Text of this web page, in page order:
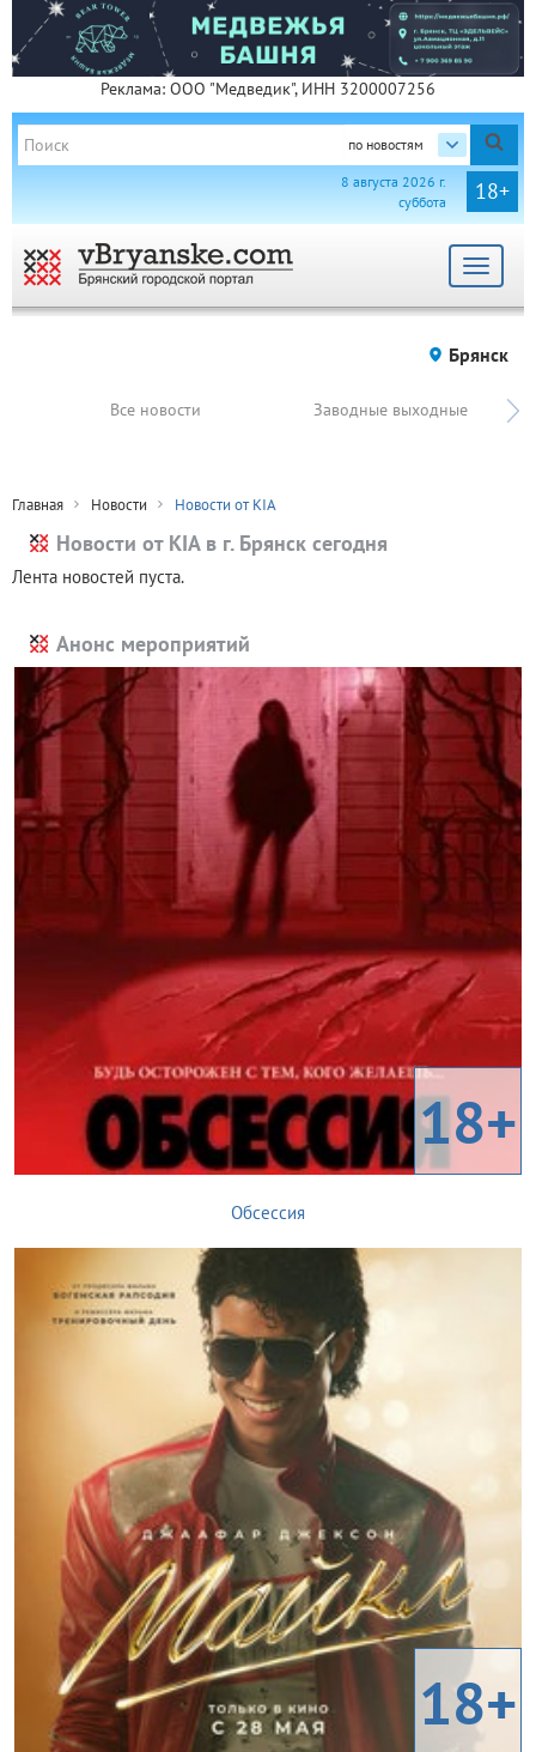
Реклама: ООО "Медведик", ИНН 3200007256
по новостям
18+
8 августа 2026 г.
суббота
Toggle
Брянск
Все новости Заводные выходные
Главная Новости Новости от KIA
Новости от KIA в г. Брянск сегодня
Лента новостей пуста.
Анонс мероприятий
18+
Обсессия
18+